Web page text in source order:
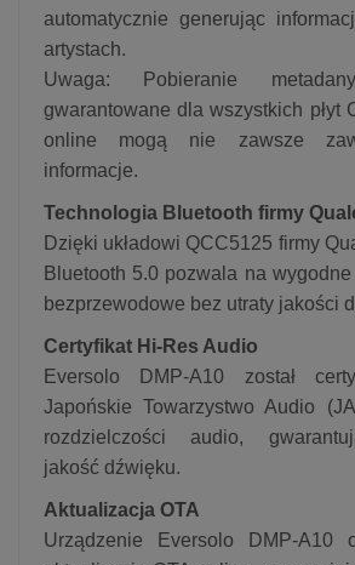
automatycznie generując
artystach.
Uwaga: Pobieranie
gwarantowane dla wszystkich płyt
online mogą nie zawsze
informacje.
Technologia Bluetooth firmy
Dzięki układowi QCC5125 firmy
Bluetooth 5.0 pozwala na
bezprzewodowe bez utraty jakości
Certyfikat Hi-Res Audio
Eversolo DMP-A10 został
Japońskie Towarzystwo Audio
rozdzielczości audio,
jakość dźwięku.
Aktualizacja OTA
Urządzenie Eversolo DMP-A10